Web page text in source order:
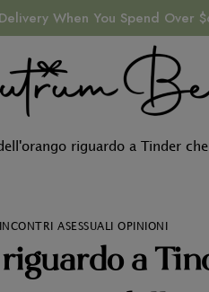
When You Spend Over
riguardo a Tinder
INCONTRI ASESSUALI OPINIONI
a